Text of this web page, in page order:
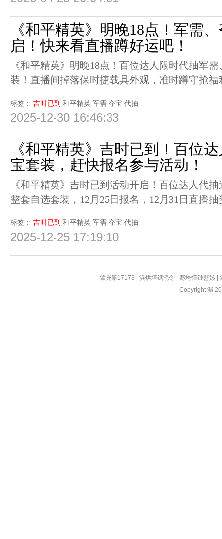
《和平精英》明晚18点！军需
启！快来看直播蹲好运吧！
《和平精英》明晚18点！百位达人限时代抽军
装！直播间掉落保时捷载具外观，准时蹲守抢福
标签： 吉时已到 和平精英 军需 夺宝 代抽
2025-12-30 16:46:33
《和平精英》吉时已到！百位
宝套装，赶快报名参与活动！
《和平精英》吉时已到活动开启！百位达人代
整套自选套装，12月25日报名，12月31日直播
标签： 吉时已到 和平精英 军需 夺宝 代抽
2025-12-25 17:19:10
鍏充簬17173 |浜烘墠鎷涜仒 |骞垮憡鏈嶅姟 |
Copyright 漏